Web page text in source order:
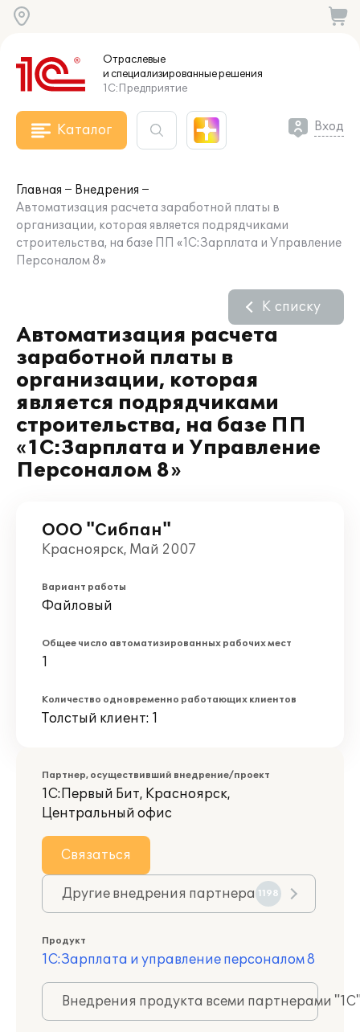
Отраслевые
и специализированныерешения
1С:Предприятие
Каталог Вход
Главная
Внедрения
Автоматизация расчета заработной платы в
организации, которая является подрядчиками
строительства, на базе ПП «1С:Зарплата и Управление
Персоналом 8»
Автоматизация расчета
заработной платы в
организации, которая
является подрядчиками
строительства, на базе ПП
«1С:Зарплата и Управление
Персоналом 8»
К списку
ООО "Сибпан"
Красноярск, Май 2007
Вариант работы
Файловый
Общее число автоматизированных рабочих мест
1
Количество одновременно работающих клиентов
Толстый клиент: 1
Партнер, осуществивший внедрение/проект
1С:Первый Бит, Красноярск,
Центральный офис
Связаться
Другие внедрения партнера 1198
Продукт
1С:Зарплата и управление персоналом 8
Внедрения продукта всеми партнерами